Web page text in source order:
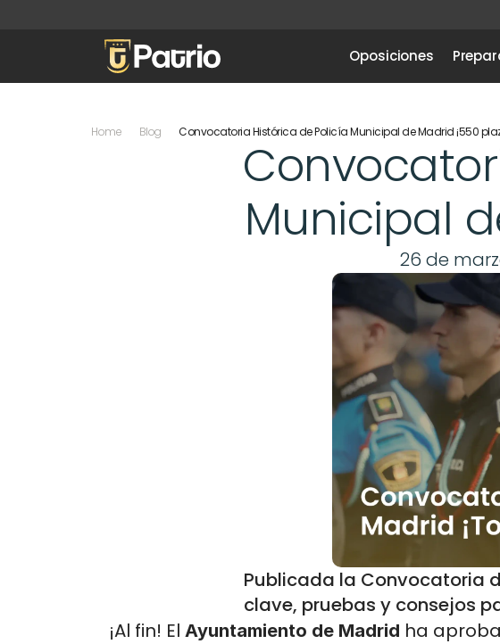
Oposiciones
Home Blog Convocatoria Histórica de Policía Municipal de Madrid ¡550
Municipal
26 de
Publicada la Convocatoria
clave, pruebas y consejos
¡Al fin! El Ayuntamiento de Madrid ha